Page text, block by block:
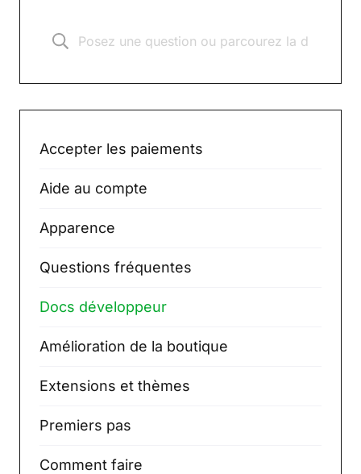
Accepter les paiements
Aide au compte
Apparence
Questions fréquentes
Docs développeur
Amélioration de la boutique
Extensions et thèmes
Premiers pas
Comment faire